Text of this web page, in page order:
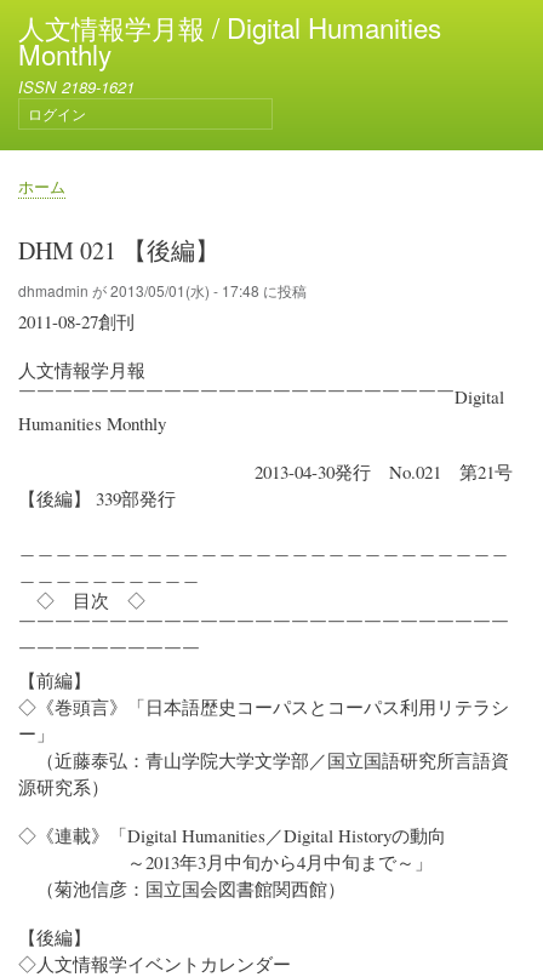
メ
イ
コ
テ
動
人文情報学月報 / Digital Humanities
Monthly
ISSN 2189-1621
ユ
ー
ザ
ー
カ
ン
ト
ニ
ュ
ー
ログイン
パ
く
ず
ホーム
DHM 021 【後編】
dhmadmin が2013/05/01(水) - 17:48 に投稿
2011-08-27創刊
人文情報学月報
￣￣￣￣￣￣￣￣￣￣￣￣￣￣￣￣￣￣￣￣￣￣￣￣Digital
Humanities Monthly
2013-04-30発行 No.021 第21号
【後編】 339部発行
◇ 目次 ◇
￣￣￣￣￣￣￣￣￣￣￣￣￣￣￣￣￣￣￣￣￣￣￣￣￣￣￣
￣￣￣￣￣￣￣￣￣￣
【前編】
◇《巻頭言》「日本語歴史コーパスとコーパス利用リテラシ
ー」
（近藤泰弘：青山学院大学文学部／国立国語研究所言語資
源研究系）
◇《連載》「Digital Humanities／Digital Historyの動向
～2013年3月中旬から4月中旬まで～」
（菊池信彦：国立国会図書館関西館）
【後編】
◇人文情報学イベントカレンダー